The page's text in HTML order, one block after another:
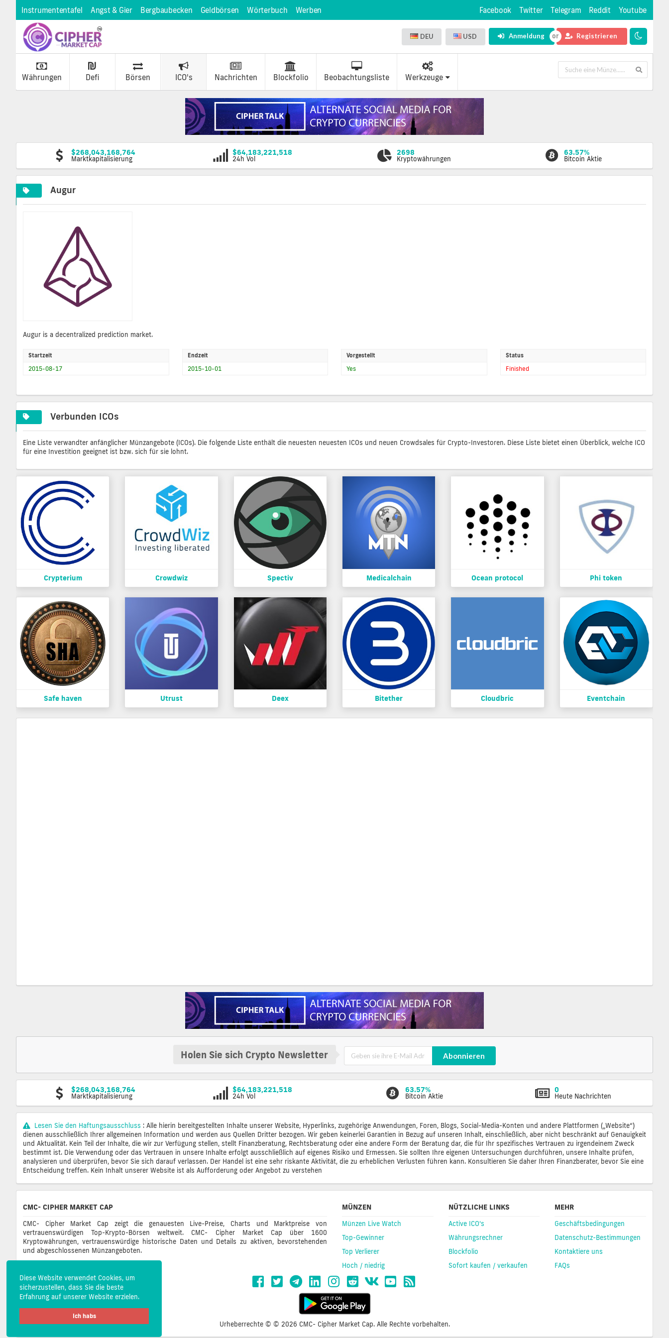
Diese Website verwendet Cookies, um
sicherzustellen, dass Sie die beste
Erfahrung auf unserer Website erzielen.
Ich habs
Instrumententafel Angst & Gier Bergbaubecken Geldbörsen Wörterbuch Werben Facebook Twitter Telegram Reddit Youtube
DEU USD Anmeldung Registrieren
Währungen Defi Börsen ICO's Nachrichten Blockfolio Beobachtungsliste Werkzeuge
$268,043,168,764
Marktkapitalisierung
$64,183,221,518
24h Vol
2698
Kryptowährungen
63.57%
Bitcoin Aktie
Augur
Augur is a decentralized prediction market.
Startzeit
2015-08-17
Endzeit
2015-10-01
Vorgestellt
Yes
Status
Finished
Verbunden ICOs
Eine Liste verwandter anfänglicher Münzangebote (ICOs). Die folgende Liste enthält die neuesten neuesten ICOs und neuen Crowdsales für Crypto-Investoren. Diese Liste bietet einen Überblick, welche ICO
für eine Investition geeignet ist bzw. sich für sie lohnt.
Crypterium Crowdwiz Spectiv Medicalchain Ocean protocol Phi token
Safe haven Utrust Deex Bitether Cloudbric Eventchain
Holen Sie sich Crypto Newsletter Abonnieren
$268,043,168,764
Marktkapitalisierung
$64,183,221,518
24h Vol
63.57%
Bitcoin Aktie
0
Heute Nachrichten
Lesen Sie den Haftungsausschluss : Alle hierin bereitgestellten Inhalte unserer Website, Hyperlinks, zugehörige Anwendungen, Foren, Blogs, Social-Media-Konten und andere Plattformen („Website“)
dienen ausschließlich Ihrer allgemeinen Information und werden aus Quellen Dritter bezogen. Wir geben keinerlei Garantien in Bezug auf unseren Inhalt, einschließlich, aber nicht beschränkt auf Genauigkeit
und Aktualität. Kein Teil der Inhalte, die wir zur Verfügung stellen, stellt Finanzberatung, Rechtsberatung oder eine andere Form der Beratung dar, die für Ihr spezifisches Vertrauen zu irgendeinem Zweck
bestimmt ist. Die Verwendung oder das Vertrauen in unsere Inhalte erfolgt ausschließlich auf eigenes Risiko und Ermessen. Sie sollten Ihre eigenen Untersuchungen durchführen, unsere Inhalte prüfen,
analysieren und überprüfen, bevor Sie sich darauf verlassen. Der Handel ist eine sehr riskante Aktivität, die zu erheblichen Verlusten führen kann. Konsultieren Sie daher Ihren Finanzberater, bevor Sie eine
Entscheidung treffen. Kein Inhalt unserer Website ist als Aufforderung oder Angebot zu verstehen
CMC- CIPHER MARKET CAP
CMC- Cipher Market Cap zeigt die genauesten Live-Preise, Charts und Marktpreise von
vertrauenswürdigen Top-Krypto-Börsen weltweit. CMC- Cipher Market Cap über 1600
Kryptowährungen, vertrauenswürdige historische Daten und Details zu aktiven, bevorstehenden
und abgeschlossenen Münzangeboten.
MÜNZEN
Münzen Live Watch
Top-Gewinner
Top Verlierer
Hoch / niedrig
NÜTZLICHE LINKS
Active ICO's
Währungsrechner
Blockfolio
Sofort kaufen / verkaufen
MEHR
Geschäftsbedingungen
Datenschutz-Bestimmungen
Kontaktiere uns
FAQs
Urheberrechte © © 2026 CMC- Cipher Market Cap. Alle Rechte vorbehalten.